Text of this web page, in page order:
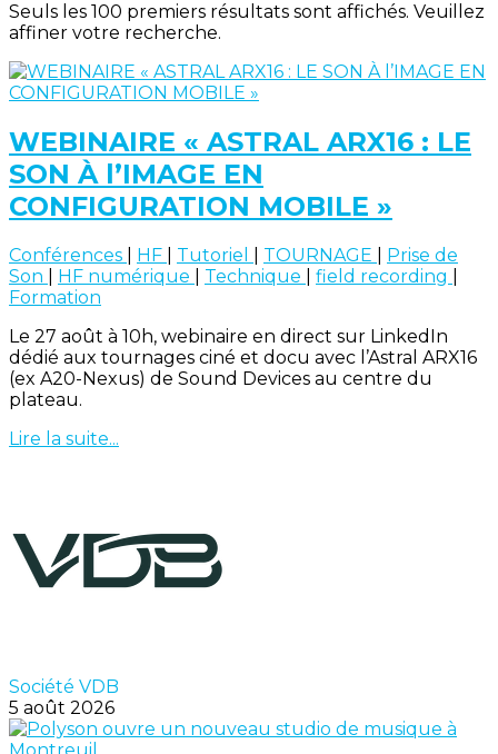
Seuls les 100 premiers résultats sont affichés. Veuillez
affiner votre recherche.
WEBINAIRE « ASTRAL ARX16 : LE
SON À l’IMAGE EN
CONFIGURATION MOBILE »
Conférences HF Tutoriel TOURNAGE
Prise de
Son
HF numérique Technique field recording
Formation
Le 27 août à 10h, webinaire en direct sur LinkedIn
dédié aux tournages ciné et docu avec l’Astral ARX16
(ex A20-Nexus) de Sound Devices au centre du
plateau.
Lire la suite...
Société VDB
5 août 2026